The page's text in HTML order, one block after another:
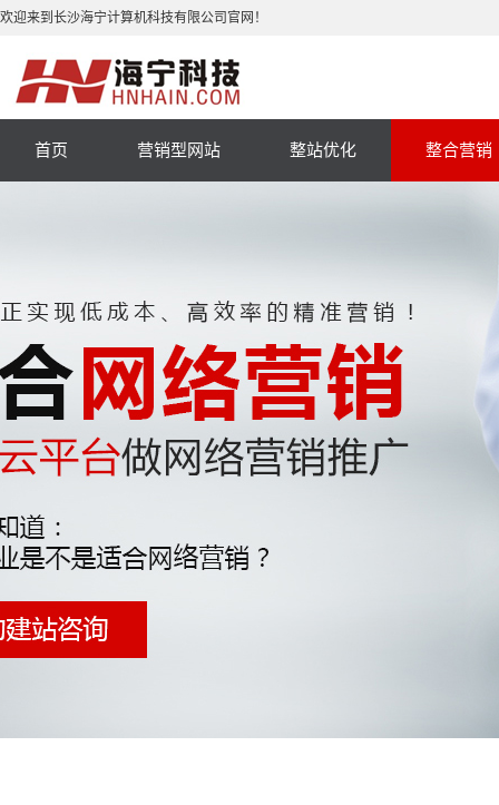
欢迎来到长沙海宁计算机科技有限公司官网！
首页 营销型网站 整站优化 整合营销